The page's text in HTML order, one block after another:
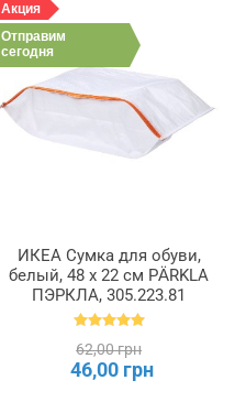
Акция
Отправим
сегодня
ИКЕА Сумка для обуви,
белый, 48 x 22 см PÄRKLA
ПЭРКЛА, 305.223.81
62,00 грн
46,00 грн